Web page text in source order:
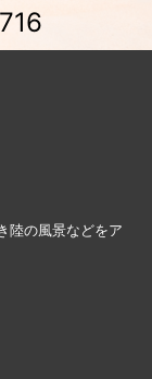
陸の風景などをア